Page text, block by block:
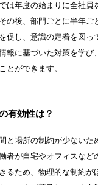
は年度の始まりに全社員
の後、部門ごとに半年ご
促し、意識の定着を図っ
報に基づいた対策を学び
とができます。
有効性は？
と場所の制約が少ないた
者が自宅やオフィスなど
るため、物理的な制約が